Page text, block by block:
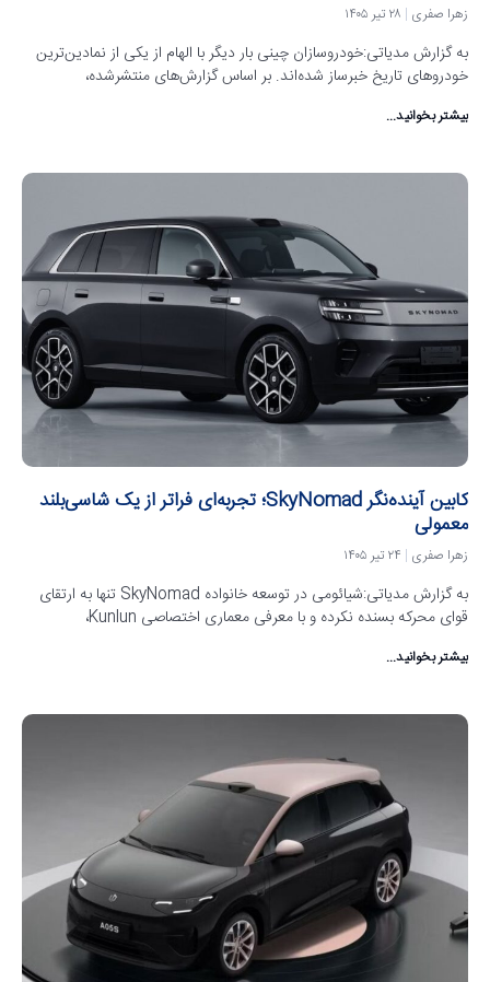
زهرا صفری ۲۸ تیر ۱۴۰۵
به گزارش مدیاتی:خودروسازان چینی بار دیگر با الهام از یکی از نمادین‌ترین
خودروهای تاریخ خبرساز شده‌اند. بر اساس گزارش‌های منتشرشده،
بیشتر بخوانید...
کابین آینده‌نگر SkyNomad؛ تجربه‌ای فراتر از یک شاسی‌بلند
معمولی
زهرا صفری ۲۴ تیر ۱۴۰۵
به گزارش مدیاتی:شیائومی در توسعه خانواده SkyNomad تنها به ارتقای
قوای محرکه بسنده نکرده و با معرفی معماری اختصاصی Kunlun،
بیشتر بخوانید...